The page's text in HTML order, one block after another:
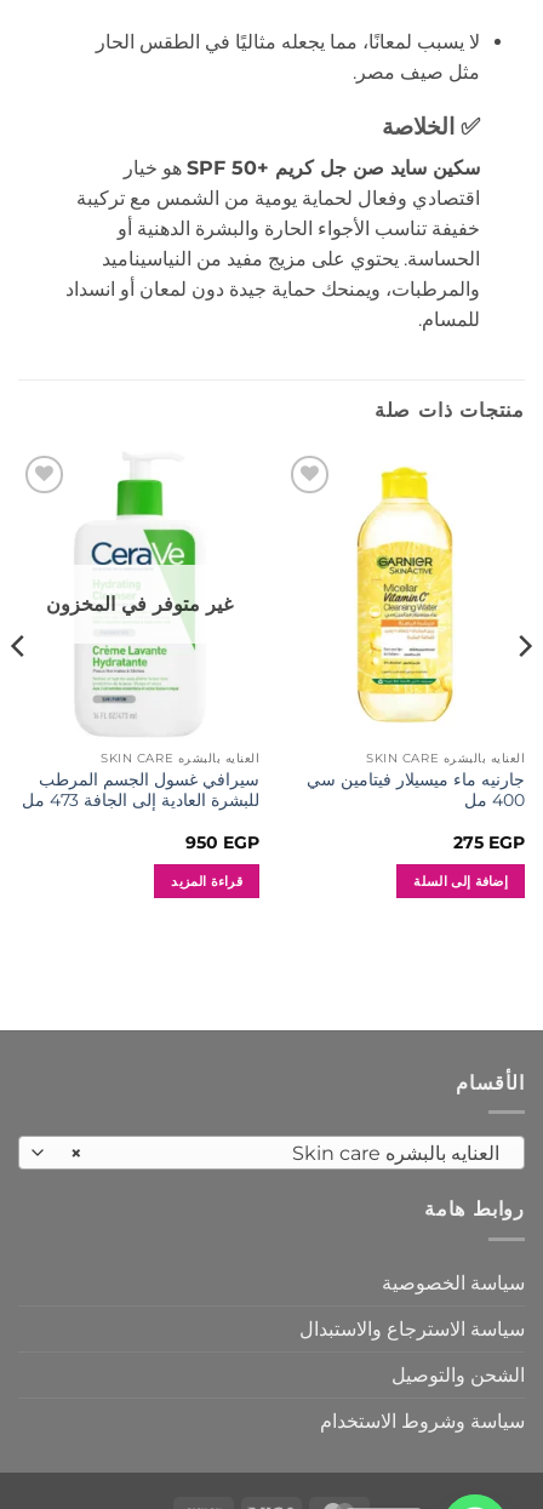
لا يسبب لمعانًا، مما يجعله مثاليًا في الطقس الحار
مثل صيف مصر.
✅ الخلاصة
سكين سايد صن جل كريم +SPF 50
هو خيار
اقتصادي وفعال لحماية يومية من الشمس مع تركيبة
خفيفة تناسب الأجواء الحارة والبشرة الدهنية أو
الحساسة. يحتوي على مزيج مفيد من النياسيناميد
والمرطبات، ويمنحك حماية جيدة دون لمعان أو انسداد
للمسام.
منتجات ذات صلة
العنايه بالبشره SKIN CARE
جارنيه ماء ميسيلار فيتامين سي
400 مل
275 EGP
إضافة إلى السلة
غير متوفر في المخزون
العنايه بالبشره SKIN CARE
سيرافي غسول الجسم المرطب
للبشرة العادية إلى الجافة 473 مل
950 EGP
قراءة المزيد
الأقسام
× العنايه بالبشره Skin care
روابط هامة
سياسة الخصوصية
سياسة الاسترجاع والاستبدال
الشحن والتوصيل
سياسة وشروط الاستخدام